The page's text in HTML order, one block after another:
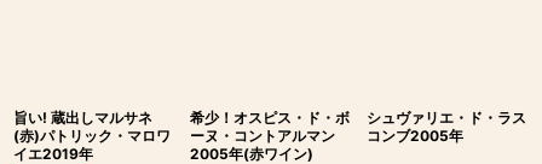
旨い! 蔵出しマルサネ
(赤)パトリック・マロワ
イエ2019年
希少！オスピス・ド・ボ
ーヌ・コントアルマン
2005年(赤ワイン)
シュヴァリエ・ド・ラス
コンブ2005年